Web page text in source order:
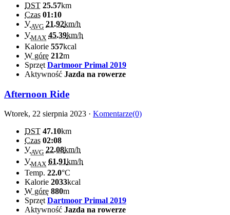
DST 25.57km
Czas 01:10
VAVG 21.92km/h
VMAX 45.39km/h
Kalorie 557kcal
W górę 212m
Sprzęt Dartmoor Primal 2019
Aktywność Jazda na rowerze
Afternoon Ride
Wtorek, 22 sierpnia 2023 · Komentarze(0)
DST 47.10km
Czas 02:08
VAVG 22.08km/h
VMAX 61.91km/h
Temp. 22.0°C
Kalorie 2033kcal
W górę 880m
Sprzęt Dartmoor Primal 2019
Aktywność Jazda na rowerze